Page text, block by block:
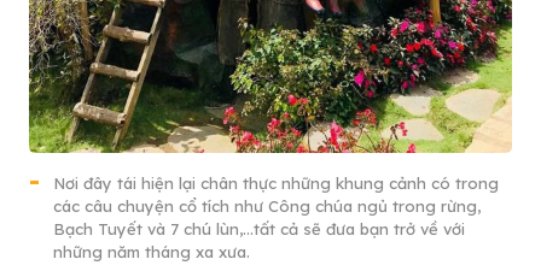
Nơi đây tái hiện lại chân thực những khung cảnh có trong
các câu chuyện cổ tích như Công chúa ngủ trong rừng,
Bạch Tuyết và 7 chú lùn,…tất cả sẽ đưa bạn trở về với
những năm tháng xa xưa.